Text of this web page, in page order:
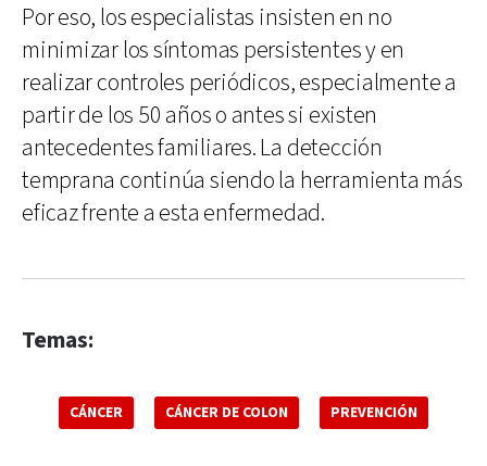
Por eso, los especialistas insisten en no
minimizar los síntomas persistentes y en
realizar controles periódicos, especialmente a
partir de los 50 años o antes si existen
antecedentes familiares. La detección
temprana continúa siendo la herramienta más
eficaz frente a esta enfermedad.
Temas:
CÁNCER CÁNCER DE COLON PREVENCIÓN